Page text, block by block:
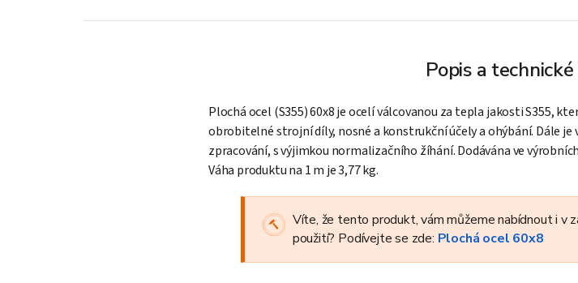
Popis a
Plochá ocel (S355) 60x8 je ocelí válcovanou za tepla jakosti S355,
obrobitelné strojní díly, nosné a konstrukční účely a ohýbání. Dále
zpracování, s výjimkou normalizačního žíhání. Dodávána ve
Váha produktu na 1 m je 3,77 kg.
Víte, že tento produkt, vám můžeme nabídnout i v
použití? Podívejte se zde: Plochá ocel 60x8